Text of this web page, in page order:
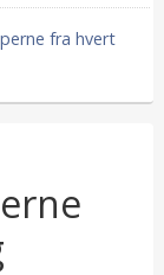
fra hvert